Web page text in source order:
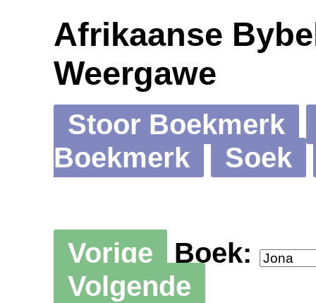
Afrikaanse
Weergawe
Stoor Boekmerk
Boekmerk
Soek
Vorige
Boek:
Volgende